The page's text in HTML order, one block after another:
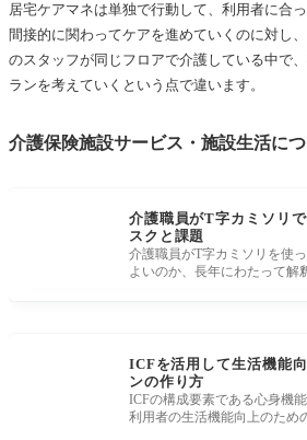
居宅ケアマネは単独で行動して、利用者に合
間接的に関わってケアを進めていくのに対し
のスタッフが同じフロアで介護している中で
ランを考えていくという点で違います。
介護保険施設サービス・施設生活に
介護職員がT字カミソリ
スクと課題
介護職員がT字カミソリを使
よいのか、長年にわたって解
ICFを活用して生活機能
ンの作り方
ICFの構成要素である心身機
利用者の生活機能向上のため